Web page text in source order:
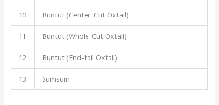
10 Buntut (Center-Cut Oxtail)
11 Buntut (Whole-Cut Oxtail)
12 Buntut (End-tail Oxtail)
13 Sumsum